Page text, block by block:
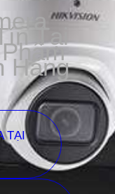
Tại
Hãng
TẠI